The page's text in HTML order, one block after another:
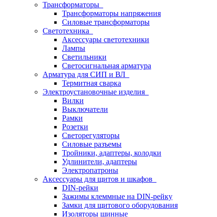
Трансформаторы
Трансформаторы напряжения
Силовые трансформаторы
Светотехника
Аксессуары светотехники
Лампы
Светильники
Светосигнальная арматура
Арматура для СИП и ВЛ
Термитная сварка
Электроустановочные изделия
Вилки
Выключатели
Рамки
Розетки
Светорегуляторы
Силовые разъемы
Тройники, адаптеры, колодки
Удлинители, адаптеры
Электропатроны
Аксессуары для щитов и шкафов
DIN-рейки
Зажимы клеммные на DIN-рейку
Замки для щитового оборудования
Изоляторы шинные